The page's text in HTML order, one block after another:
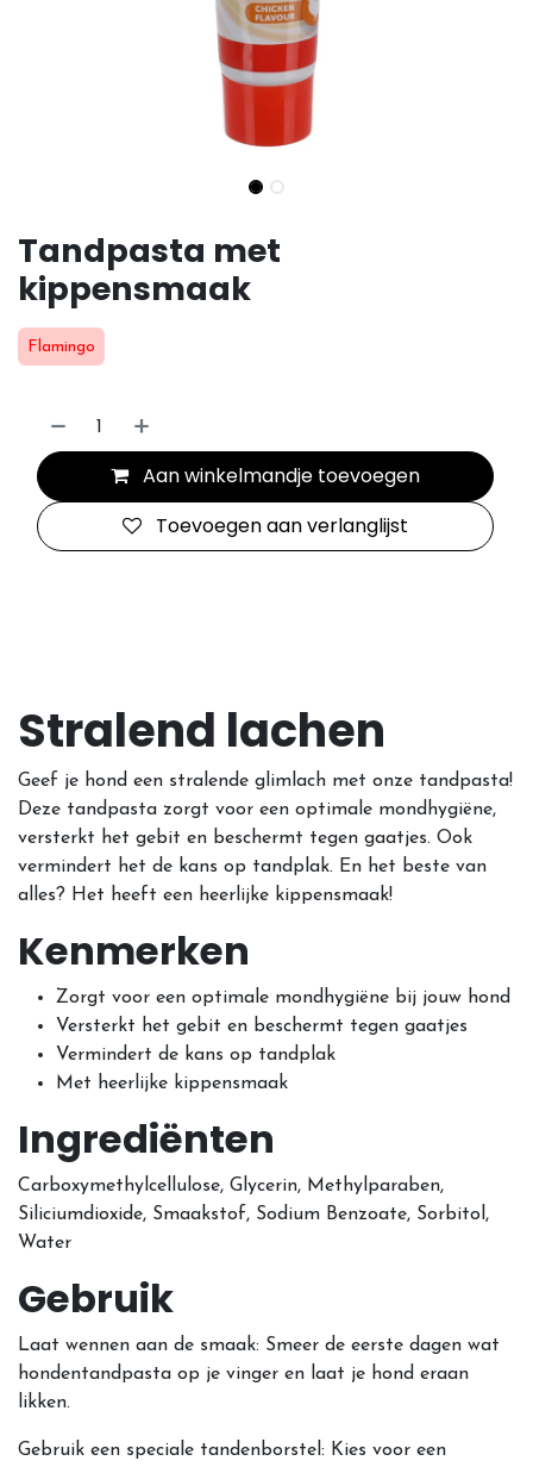
Tandpasta met
kippensmaak
Flamingo
Aan winkelmandje toevoegen
Toevoegen aan verlanglijst
Stralend lachen
Geef je hond een stralende glimlach met onze tandpasta!
Deze tandpasta zorgt voor een optimale mondhygiëne,
versterkt het gebit en beschermt tegen gaatjes. Ook
vermindert het de kans op tandplak. En het beste van
alles? Het heeft een heerlijke kippensmaak!
Kenmerken
Zorgt voor een optimale mondhygiëne bij jouw hond
Versterkt het gebit en beschermt tegen gaatjes
Vermindert de kans op tandplak
Met heerlijke kippensmaak
Ingrediënten
Carboxymethylcellulose, Glycerin, Methylparaben,
Siliciumdioxide, Smaakstof, Sodium Benzoate, Sorbitol,
Water
Gebruik
Laat wennen aan de smaak: Smeer de eerste dagen wat
hondentandpasta op je vinger en laat je hond eraan
likken.
Gebruik een speciale tandenborstel: Kies voor een